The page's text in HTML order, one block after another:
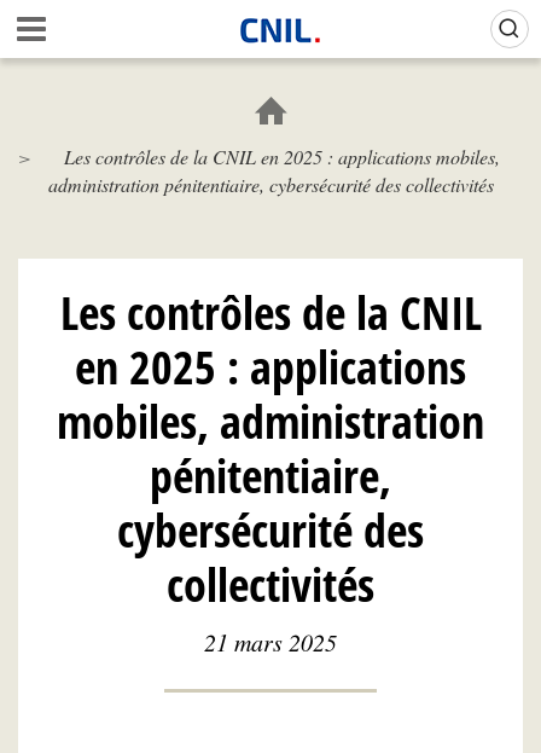
Aller
au
contenu
c
i
l
N
I
Les contrôles de la CNIL en 2025 : applications mobiles,
administration pénitentiaire, cybersécurité des collectivités
Les contrôles de la CNIL
en 2025 : applications
mobiles, administration
pénitentiaire,
cybersécurité des
collectivités
21 mars 2025
Gestion de vos préférences sur les cookies (témoins de connexion)